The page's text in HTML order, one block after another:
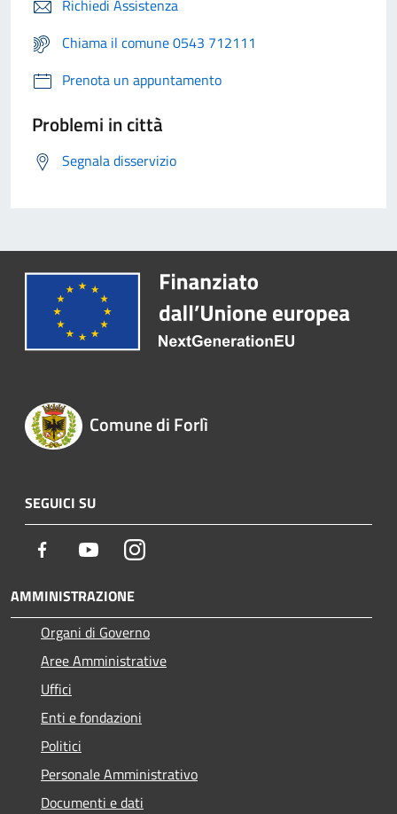
Richiedi Assistenza
Chiama il comune 0543 712111
Prenota un appuntamento
Problemi in città
Segnala disservizio
Comune di Forlì
SEGUICI SU
Facebook YoutubeInstagram
AMMINISTRAZIONE
Organi di Governo
Aree Amministrative
Uffici
Enti e fondazioni
Politici
Personale Amministrativo
Documenti e dati